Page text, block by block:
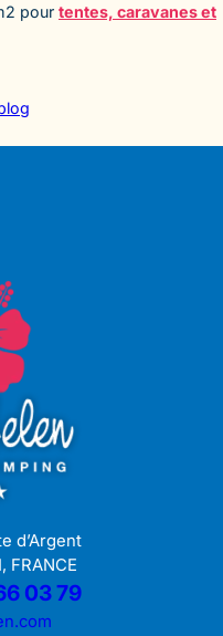
pour tentes, caravanes et
d’Argent
FRANCE
03 79